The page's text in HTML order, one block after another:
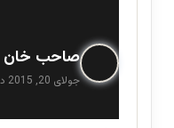
صاحب خان
ف
:
جولای 20, 2015 در 11:50 ق.ظ